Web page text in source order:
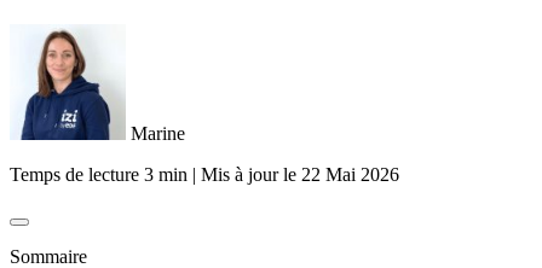
Marine
Temps de lecture 3 min | Mis à jour le 22 Mai 2026
Sommaire